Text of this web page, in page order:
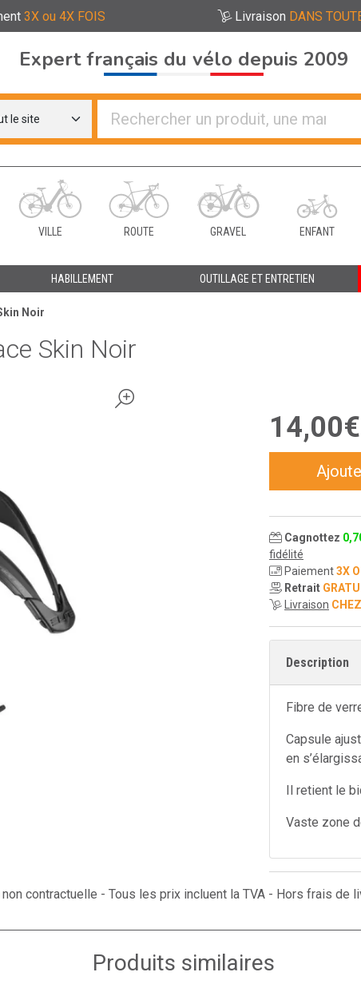
3X ou 4X FOIS Livraison DANS
distributeurs de vélo
Expert français du vélo depuis 2009
VILLE ROUTE GRAVEL ENFANT
HABILLEMENT OUTILLAGE ET ENTRETIEN
Noir
Skin Noir
14,00€
Cagnottez 0,
fidélité
Paiement3X
Retrait
Livraison
Description
Fibre de
Capsule
en
Il retient le
Vaste zone
contractuelle - Tous les prix incluent la TVA - Hors frais de
Produits similaires